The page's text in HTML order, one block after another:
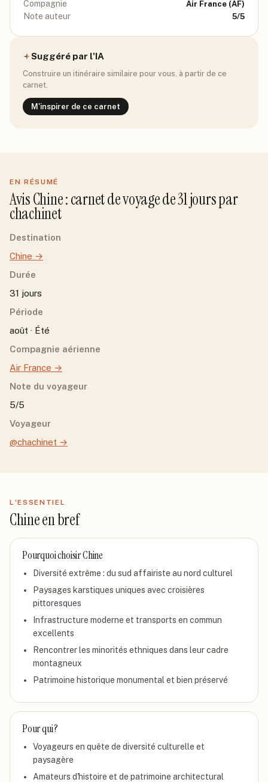
Compagnie Air France (AF)
Note auteur 5/5
Suggéré par l'IA
Construire un itinéraire similaire pour vous, à partir de ce
carnet.
M'inspirer de ce carnet
EN RÉSUMÉ
AvisChine: carnet de voyage de31jourspar
chachinet
Destination
Chine →
Durée
31 jours
Période
août · Été
Compagnie aérienne
Air France →
Note du voyageur
5/5
Voyageur
@chachinet →
L'ESSENTIEL
Chineen bref
Pourquoi choisirChine
Diversité extrême : du sud affairiste au nord culturel
Paysages karstiques uniques avec croisières
pittoresques
Infrastructure moderne et transports en commun
excellents
Rencontrer les minorités ethniques dans leur cadre
montagneux
Patrimoine historique monumental et bien préservé
Pour qui ?
Voyageurs en quête de diversité culturelle et
paysagère
Amateurs d'histoire et de patrimoine architectural